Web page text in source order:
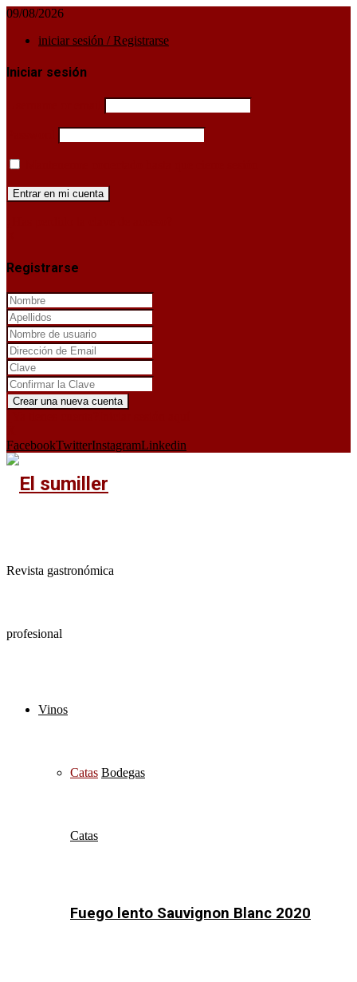
09/08/2026
iniciar sesión / Registrarse
Iniciar sesión
Registrarse
FacebookTwitterInstagramLinkedin
Revista gastronómica
profesional
Vinos
Catas Bodegas
Catas
Fuego lento Sauvignon Blanc 2020